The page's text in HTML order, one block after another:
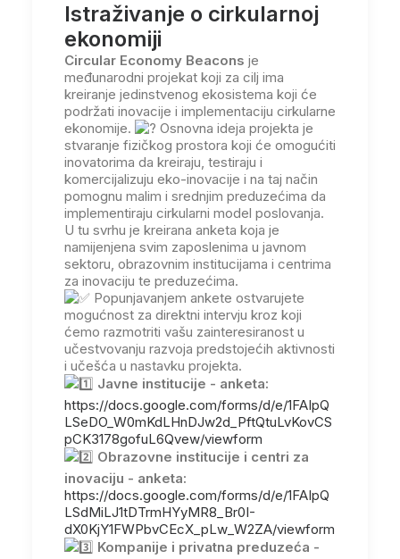
Istraživanje o cirkularnoj
ekonomiji
Circular Economy Beacons je
međunarodni projekat koji za cilj ima
kreiranje jedinstvenog ekosistema koji će
podržati inovacije i implementaciju cirkularne
ekonomije.
Osnovna ideja projekta je
stvaranje fizičkog prostora koji će omogućiti
inovatorima da kreiraju, testiraju i
komercijalizuju eko-inovacije i na taj način
pomognu malim i srednjim preduzećima da
implementiraju cirkularni model poslovanja.
U tu svrhu je kreirana anketa koja je
namijenjena svim zaposlenima u javnom
sektoru, obrazovnim institucijama i centrima
za inovaciju te preduzećima.
Popunjavanjem ankete ostvarujete
mogućnost za direktni intervju kroz koji
ćemo razmotriti vašu zainteresiranost u
učestvovanju razvoja predstojećih aktivnosti
i učešća u nastavku projekta.
Javne institucije - anketa:
https://docs.google.com/forms/d/e/1FAIpQ
LSeDO_W0mKdLHnDJw2d_PftQtuLvKovCS
pCK3178gofuL6Qvew/viewform
Obrazovne institucije i centri za
inovaciju - anketa:
https://docs.google.com/forms/d/e/1FAIpQ
LSdMiLJ1tDTrmHYyMR8_Br0I-
dX0KjY1FWPbvCEcX_pLw_W2ZA/viewform
Kompanije i privatna preduzeća -